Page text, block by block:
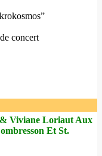
concert
Viviane Loriaut Aux
Et St.